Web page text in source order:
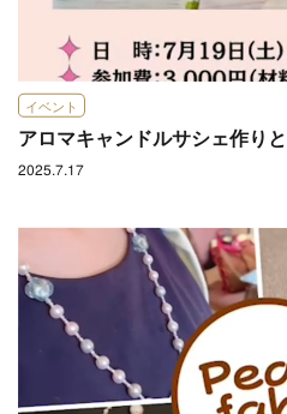
イベント
アロマキャンドルサシェ作り
2025.7.17